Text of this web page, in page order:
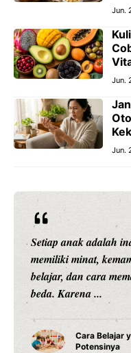
Jun.
Jun.
Jun.
Setiap anak adalah
memiliki minat,
belajar, dan cara
beda. Karena ...
Cara Belajar
Potensinya